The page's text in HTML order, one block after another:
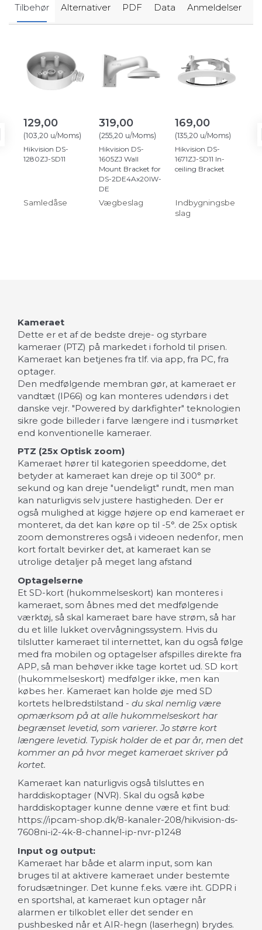
Tilbehør Alternativer PDF Data Anmeldelser
129,00
(103,20 u/Moms)
Hikvision DS-
1280ZJ-SD11
Samledåse
319,00
(255,20 u/Moms)
Hikvision DS-
1605ZJ Wall
Mount Bracket for
DS-2DE4Ax20IW-
DE
Vægbeslag
169,00
(135,20 u/Moms)
Hikvision DS-
1671ZJ-SD11 In-
ceiling Bracket
Indbygningsbe
slag
Kameraet
Dette er et af de bedste dreje- og styrbare
kameraer (PTZ) på markedet i forhold til prisen.
Kameraet kan betjenes fra tlf. via app, fra PC, fra
optager.
Den medfølgende membran gør, at kameraet er
vandtæt (IP66) og kan monteres udendørs i det
danske vejr. "Powered by darkfighter" teknologien
sikre gode billeder i farve længere ind i tusmørket
end konventionelle kameraer.
PTZ (25x Optisk zoom)
Kameraet hører til kategorien speeddome, det
betyder at kameraet kan dreje op til 300° pr.
sekund og kan dreje "uendeligt" rundt, men man
kan naturligvis selv justere hastigheden. Der er
også mulighed at kigge højere op end kameraet er
monteret, da det kan køre op til -5°. de 25x optisk
zoom demonstreres også i videoen nedenfor, men
kort fortalt bevirker det, at kameraet kan se
utrolige detaljer på meget lang afstand
Optagelserne
Et SD-kort (hukommelseskort) kan monteres i
kameraet, som åbnes med det medfølgende
værktøj, så skal kameraet bare have strøm, så har
du et lille lukket overvågningssystem. Hvis du
tilslutter kameraet til internettet, kan du også følge
med fra mobilen og optagelser afspilles direkte fra
APP, så man behøver ikke tage kortet ud. SD kort
(hukommelseskort) medfølger ikke, men kan
købes her. Kameraet kan holde øje med SD
kortets helbredstilstand - du skal nemlig være
opmærksom på at alle hukommelseskort har
begrænset levetid, som varierer. Jo større kort
længere levetid. Typisk holder de et par år, men det
kommer an på hvor meget kameraet skriver på
kortet.
Kameraet kan naturligvis også tilsluttes en
harddiskoptager (NVR). Skal du også købe
harddiskoptager kunne denne være et fint bud:
https://ipcam-shop.dk/8-kanaler-208/hikvision-ds-
7608ni-i2-4k-8-channel-ip-nvr-p1248
Input og output:
Kameraet har både et alarm input, som kan
bruges til at aktivere kameraet under bestemte
forudsætninger. Det kunne f.eks. være iht. GDPR i
en sportshal, at kameraet kun optager når
alarmen er tilkoblet eller det sender en
pushbesked når et AIR-hegn (laserhegn) brydes.